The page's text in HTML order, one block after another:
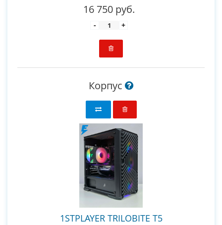
16 750 руб.
- +
Корпус
1STPLAYER TRILOBITE T5